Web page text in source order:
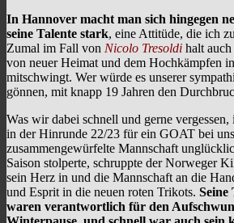
In Hannover macht man sich hingegen
seine Talente stark, eine Attitüde, die ich
Zumal im Fall von Nicolo Tresoldi halt
von neuer Heimat und dem Hochkämpfen
mitschwingt. Wer würde es unserer
gönnen, mit knapp 19 Jahren den
Was wir dabei schnell und gerne vergessen,
in der Hinrunde 22/23 für ein GOAT bei
zusammengewürfelte Mannschaft
Saison stolperte, schruppte der Norweger
sein Herz in und die Mannschaft an die
und Esprit in die neuen roten Trikots. Seine
waren verantwortlich für den